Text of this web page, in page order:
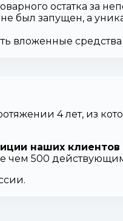
остатка за
был запущен, а
вложенные средства
4 лет, из
наших
чем 500